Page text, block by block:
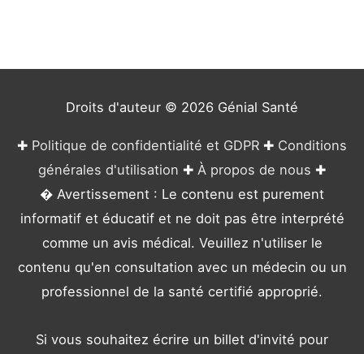
Droits d'auteur © 2026 Génial Santé
✚ Politique de confidentialité et GDPR ✚ Conditions
générales d'utilisation ✚ À propos de nous ✚
� Avertissement : Le contenu est purement
informatif et éducatif et ne doit pas être interprété
comme un avis médical. Veuillez n'utiliser le
contenu qu'en consultation avec un médecin ou un
professionnel de la santé certifié approprié.
Si vous souhaitez écrire un billet d'invité pour